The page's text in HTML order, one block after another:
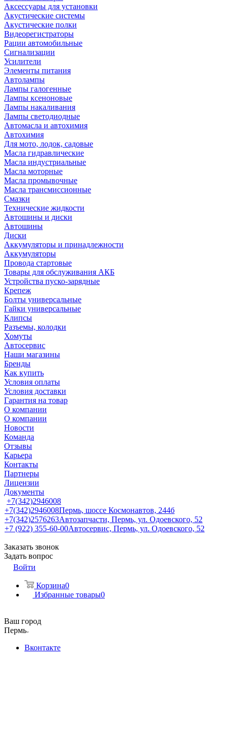
Аксессуары для установки
Акустические системы
Акустические полки
Видеорегистраторы
Рации автомобильные
Сигнализации
Усилители
Элементы питания
Автолампы
Лампы галогенные
Лампы ксеноновые
Лампы накаливания
Лампы светодиодные
Автомасла и автохимия
Автохимия
Для мото, лодок, садовые
Масла гидравлические
Масла индустриальные
Масла моторные
Масла промывочные
Масла трансмиссионные
Смазки
Технические жидкости
Автошины и диски
Автошины
Диски
Аккумуляторы и принадлежности
Аккумуляторы
Провода стартовые
Товары для обслуживания АКБ
Устройства пуско-зарядные
Крепеж
Болты универсальные
Гайки универсальные
Клипсы
Разъемы, колодки
Хомуты
Автосервис
Наши магазины
Бренды
Как купить
Условия оплаты
Условия доставки
Гарантия на товар
О компании
О компании
Новости
Команда
Отзывы
Карьера
Контакты
Партнеры
Лицензии
Документы
+7(342)2946008
+7(342)2946008Пермь, шоссе Космонавтов, 244б
+7(342)2576263Автозапчасти, Пермь, ул. Одоевского, 52
+7 (922) 355-60-00Автосервис, Пермь, ул. Одоевского, 52
Заказать звонок
Задать вопрос
Войти
Корзина0
Избранные товары0
Ваш город
Пермь
Вконтакте